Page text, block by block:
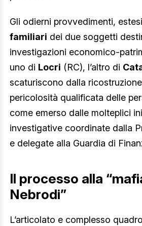
Gli odierni provvedimenti,
familiari dei due soggetti
investigazioni economico-
uno di Locri (RC), l’altro di
scaturiscono dalla
pericolosità qualificata delle
come emerso dalle molteplici
investigative coordinate dalla
e delegate alla Guardia di
Il processo alla
Nebrodi”
L’articolato e complesso